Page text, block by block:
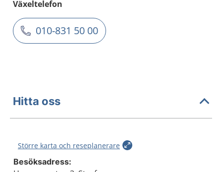
Växeltelefon
010-831 50 00
Hitta oss
Större karta och reseplanerare
Besöksadress: